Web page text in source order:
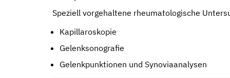
Speziell vorgehaltene rheumatologische
Kapillaroskopie
Gelenksonografie
Gelenkpunktionen und Synoviaanalysen